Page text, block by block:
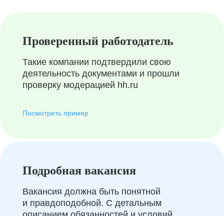
Проверенный работодатель
Такие компании подтвердили свою
деятельность документами и прошли
проверку модерацией hh.ru
Посмотреть пример
Подробная вакансия
Вакансия должна быть понятной
и правдоподобной. С детальным